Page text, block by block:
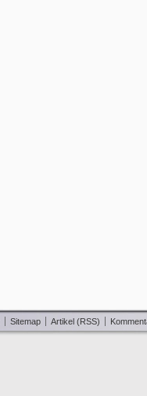
Sitemap Artikel (RSS)